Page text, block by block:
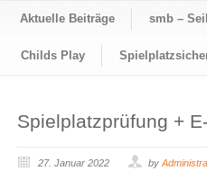
Aktuelle Beiträge smb –
Childs Play
Spielplatzprüfung +
27. Januar 2022 by